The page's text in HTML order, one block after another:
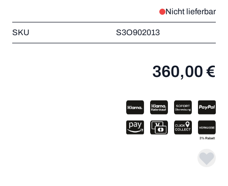
Nicht lieferbar
SKU S3O902013
360,00 €